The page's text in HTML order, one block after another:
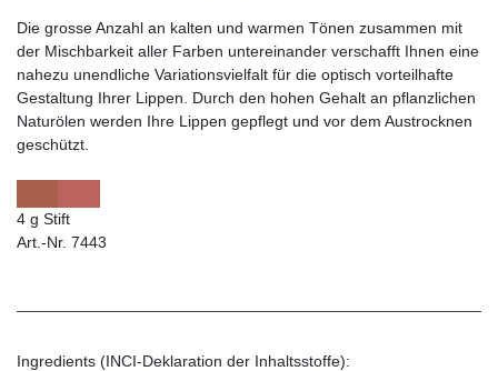
Die grosse Anzahl an kalten und warmen Tönen zusammen mit
der Mischbarkeit aller Farben untereinander verschafft Ihnen eine
nahezu unendliche Variationsvielfalt für die optisch vorteilhafte
Gestaltung Ihrer Lippen. Durch den hohen Gehalt an pflanzlichen
Naturölen werden Ihre Lippen gepflegt und vor dem Austrocknen
geschützt.
4 g Stift
Art.-Nr. 7443
Ingredients (INCI-Deklaration der Inhaltsstoffe):